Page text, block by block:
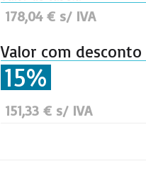
178,04 € s/ IVA
Valor com desconto
15%
151,33 € s/ IVA